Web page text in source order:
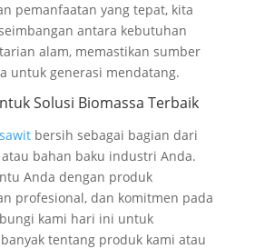
pemanfaatan yang tepat, kita
antara kebutuhan
alam, memastikan sumber
untuk generasi mendatang.
Solusi Biomassa Terbaik
bersih sebagai bagian dari
bahan baku industri Anda.
Anda dengan produk
profesional, dan komitmen pada
kami hari ini untuk
tentang produk kami atau